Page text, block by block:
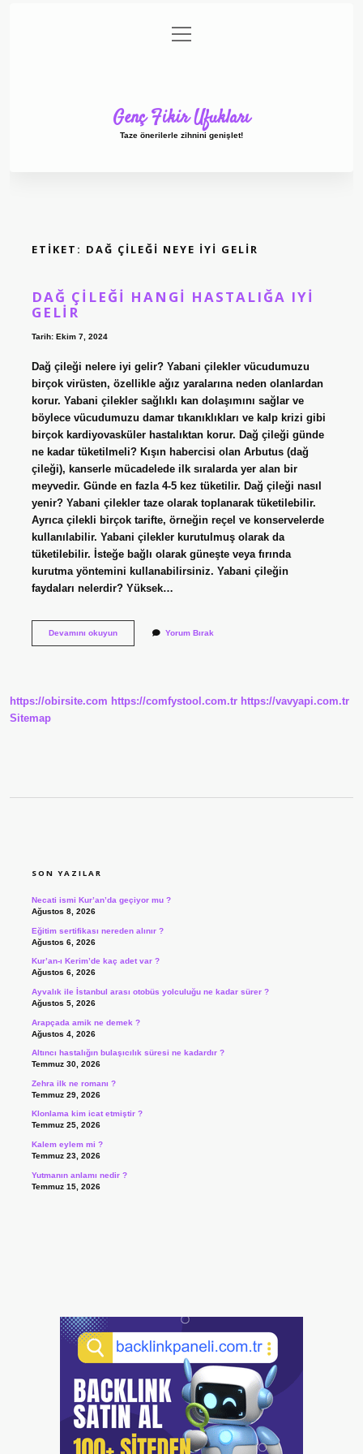
Gizlilik Politikası
menüyü
aç
Genç Fikir Ufukları
Taze önerilerle zihnini genişlet!
ETIKET: DAĞ ÇILEĞI NEYE IYI GELIR
DAĞ ÇILEĞI HANGI HASTALIĞA IYI
GELIR
Tarih: Ekim 7, 2024
Dağ çileği nelere iyi gelir? Yabani çilekler vücudumuzu
birçok virüsten, özellikle ağız yaralarına neden olanlardan
korur. Yabani çilekler sağlıklı kan dolaşımını sağlar ve
böylece vücudumuzu damar tıkanıklıkları ve kalp krizi gibi
birçok kardiyovasküler hastalıktan korur. Dağ çileği günde
ne kadar tüketilmeli? Kışın habercisi olan Arbutus (dağ
çileği), kanserle mücadelede ilk sıralarda yer alan bir
meyvedir. Günde en fazla 4-5 kez tüketilir. Dağ çileği nasıl
yenir? Yabani çilekler taze olarak toplanarak tüketilebilir.
Ayrıca çilekli birçok tarifte, örneğin reçel ve konservelerde
kullanılabilir. Yabani çilekler kurutulmuş olarak da
tüketilebilir. İsteğe bağlı olarak güneşte veya fırında
kurutma yöntemini kullanabilirsiniz. Yabani çileğin
faydaları nelerdir? Yüksek…
Devamını okuyunDağ
Yorum Bırak
https://obirsite.com https://comfystool.com.tr https://vavyapi.com.tr
Sitemap
SON YAZILAR
Necati ismi Kur’an’da geçiyor mu ?
Ağustos 8, 2026
Eğitim sertifikası nereden alınır ?
Ağustos 6, 2026
Kur’an-ı Kerim’de kaç adet var ?
Ağustos 6, 2026
Ayvalık ile İstanbul arası otobüs yolculuğu ne kadar sürer ?
Ağustos 5, 2026
Arapçada amik ne demek ?
Ağustos 4, 2026
Altıncı hastalığın bulaşıcılık süresi ne kadardır ?
Temmuz 30, 2026
Zehra ilk ne romanı ?
Temmuz 29, 2026
Klonlama kim icat etmiştir ?
Temmuz 25, 2026
Kalem eylem mi ?
Temmuz 23, 2026
Yutmanın anlamı nedir ?
Temmuz 15, 2026